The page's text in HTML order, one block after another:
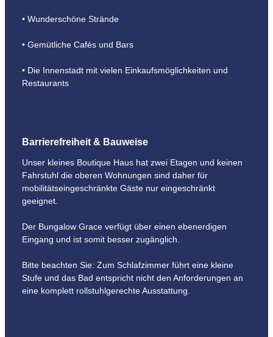
• Wunderschöne Strände
• Gemütliche Cafés und Bars
• Die Innenstadt mit vielen Einkaufsmöglichkeiten und
Restaurants
Barrierefreiheit & Bauweise
Unser kleines Boutique Haus hat zwei Etagen und keinen
Fahrstuhl die oberen Wohnungen sind daher für
mobilitätseingeschränkte Gäste nur eingeschränkt
geeignet.
Der Bungalow Grace verfügt über einen ebenerdigen
Eingang und ist somit besser zugänglich.
Bitte beachten Sie: Zum Schlafzimmer führt eine kleine
Stufe und das Bad entspricht nicht den Anforderungen an
eine komplett rollstuhlgerechte Ausstattung.